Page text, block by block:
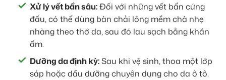
Xử lý vết bẩn sâu:Đối với những vết bẩn cứng
đầu, có thể dùng bàn chải lông mềm chà nhẹ
nhàng theo thớ da, sau đó lau sạch bằng khăn
ẩm.
Dưỡng da định kỳ:Sau khi vệ sinh, thoa một lớp
sáp hoặc dầu dưỡng chuyên dụng cho da ô tô.